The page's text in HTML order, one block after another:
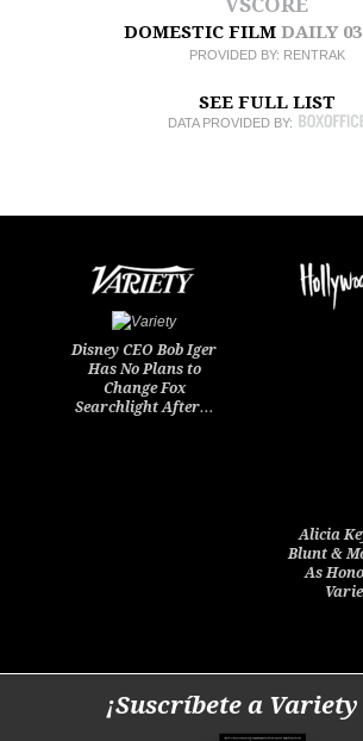
DOMESTIC FILM DAILY
PROVIDED BY: RENTRAK
SEE FULL LIST
DATA PROVIDED BY:
Disney CEO Bob Iger
Has No Plans to
Change Fox
Searchlight After…
Alicia
Blunt &
As
¡Suscríbete a